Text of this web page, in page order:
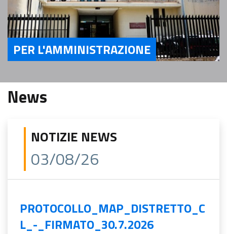
PER L'AMMINISTRAZIONE
News
NOTIZIE NEWS
03/08/26
PROTOCOLLO_MAP_DISTRETTO_C
L_-_FIRMATO_30.7.2026